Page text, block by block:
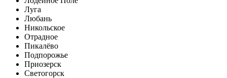
Луга
Любань
Никольское
Отрадное
Пикалёво
Подпорожье
Приозерск
Светогорск